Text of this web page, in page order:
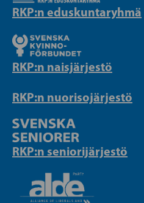
RKP:n eduskuntaryhmä
RKP:n naisjärjestö
RKP:n nuorisojärjestö
RKP:n seniorijärjestö